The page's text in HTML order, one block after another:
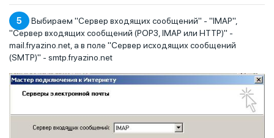
5
Выбираем "Сервер входящих сообщений" - "IMAP",
"Сервер входящих сообщений (POP3, IMAP или HTTP)" -
mail.fryazino.net, а в поле "Сервер исходящих сообщений
(SMTP)" - smtp.fryazino.net